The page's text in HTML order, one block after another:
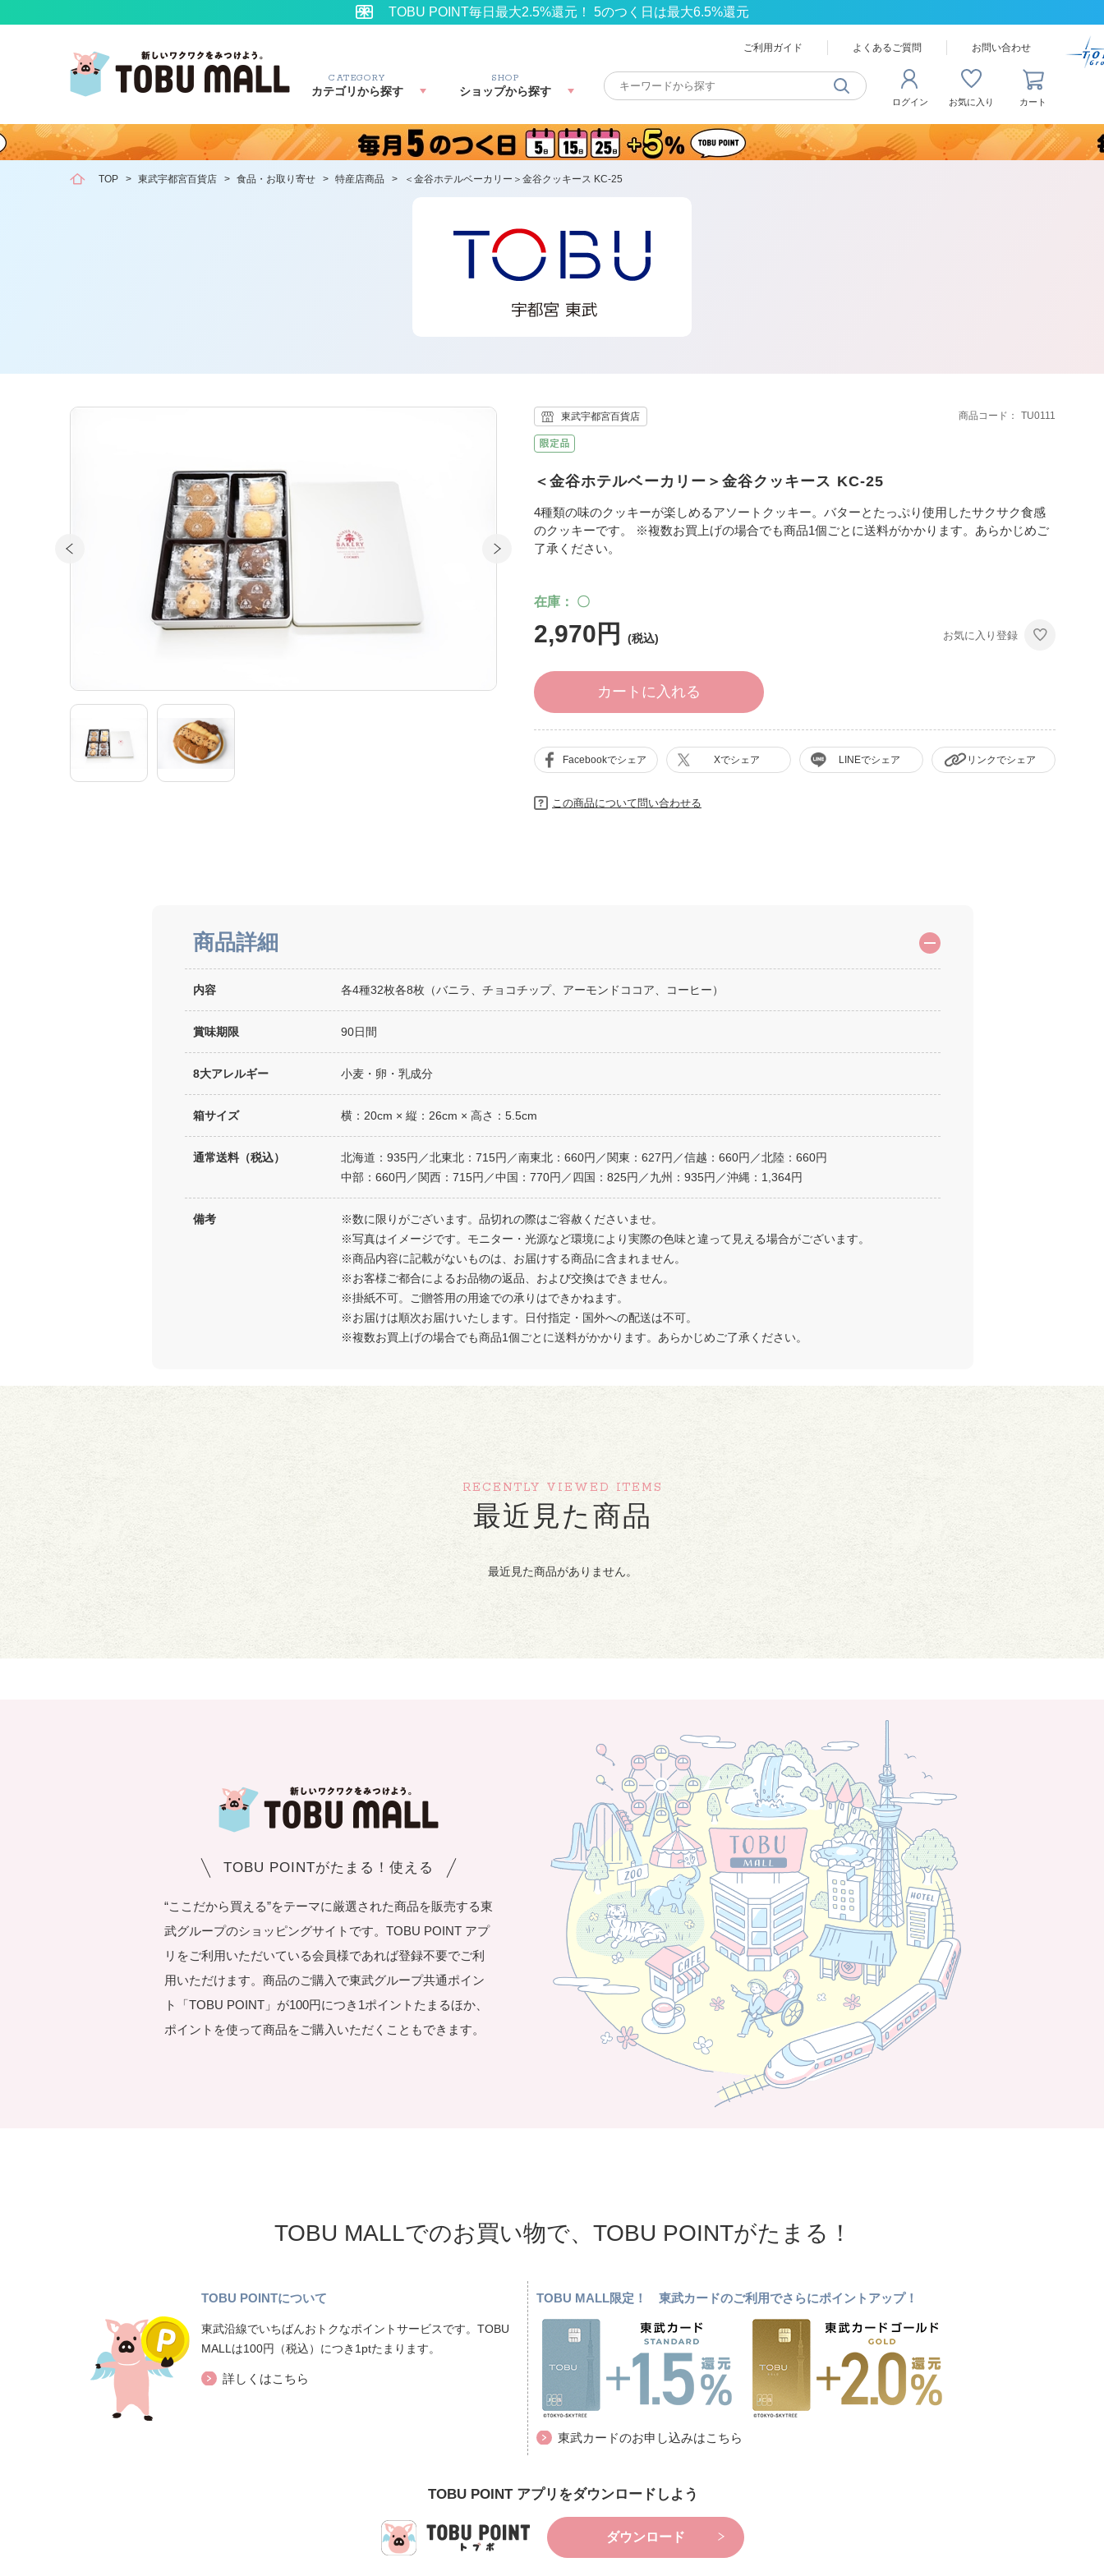
TOBU POINT毎日最大2.5%還元！ 5のつく日は最大6.5%還元
ご利用ガイド よくあるご質問 お問い合わせ
CATEGORY
カテゴリから探す
SHOP
ショップから探す
ログイン お気に入り カート
TOP > 東武宇都宮百貨店 > 食品・お取り寄せ > 特産店商品 > ＜金谷ホテルベーカリー＞金谷クッキース KC-25
＜金谷ホテルベーカリー＞金谷クッキース KC-25
在庫 〇
2,970円 お気に入り登録
カートに入れる
東武宇都宮百貨店 商品コード TU0111
4種類の味のクッキーが楽しめるアソートクッキー。バターとたっぷり使用したサクサク食感
のクッキーです。 ※複数お買上げの場合でも商品1個ごとに送料がかかります。あらかじめご
了承ください。
この商品について問い合わせる
Facebookでシェア Xでシェア LINEでシェア リンクでシェア
商品詳細
内容 各4種32枚各8枚（バニラ、チョコチップ、アーモンドココア、コーヒー）
賞味期限 90日間
8大アレルギー 小麦・卵・乳成分
箱サイズ 横：20cm × 縦：26cm × 高さ：5.5cm
通常送料（税込）
北海道：935円／北東北：715円／南東北：660円／関東：627円／信越：660円／北陸：660円
中部：660円／関西：715円／中国：770円／四国：825円／九州：935円／沖縄：1,364円
備考
※数に限りがございます。品切れの際はご容赦くださいませ。
※写真はイメージです。モニター・光源など環境により実際の色味と違って見える場合がございます。
※商品内容に記載がないものは、お届けする商品に含まれません。
※お客様ご都合によるお品物の返品、および交換はできません。
※掛紙不可。ご贈答用の用途での承りはできかねます。
※お届けは順次お届けいたします。日付指定・国外への配送は不可。
※複数お買上げの場合でも商品1個ごとに送料がかかります。あらかじめご了承ください。
RECENTLY VIEWED ITEMS
最近見た商品
最近見た商品がありません。
TOBU POINTがたまる！使える
“ここだから買える”をテーマに厳選された商品を販売する東
武グループのショッピングサイトです。TOBU POINT アプ
リをご利用いただいている会員様であれば登録不要でご利
用いただけます。商品のご購入で東武グループ共通ポイン
ト「TOBU POINT」が100円につき1ポイントたまるほか、
ポイントを使って商品をご購入いただくこともできます。
TOBU MALLでのお買い物で、TOBU POINTがたまる！
TOBU POINTについて
東武沿線でいちばんおトクなポイントサービスです。TOBU
MALLは100円（税込）につき1ptたまります。
詳しくはこちら
TOBU MALL限定！ 東武カードのご利用でさらにポイントアップ！
東武カードのお申し込みはこちら
TOBU POINT アプリをダウンロードしよう
ダウンロード